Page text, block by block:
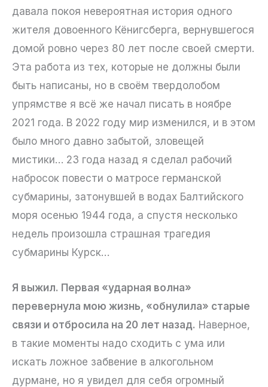
давала покоя невероятная история одного
жителя довоенного Кёнигсберга, вернувшегося
домой ровно через 80 лет после своей смерти.
Эта работа из тех, которые не должны были
быть написаны, но в своём твердолобом
упрямстве я всё же начал писать в ноябре
2021 года. В 2022 году мир изменился, и в этом
было много давно забытой, зловещей
мистики… 23 года назад я сделал рабочий
набросок повести о матросе германской
субмарины, затонувшей в водах Балтийского
моря осенью 1944 года, а спустя несколько
недель произошла страшная трагедия
субмарины Курск…
Я выжил. Первая «ударная волна»
перевернула мою жизнь, «обнулила» старые
связи и отбросила на 20 лет назад. Наверное,
в такие моменты надо сходить с ума или
искать ложное забвение в алкогольном
дурмане, но я увидел для себя огромный